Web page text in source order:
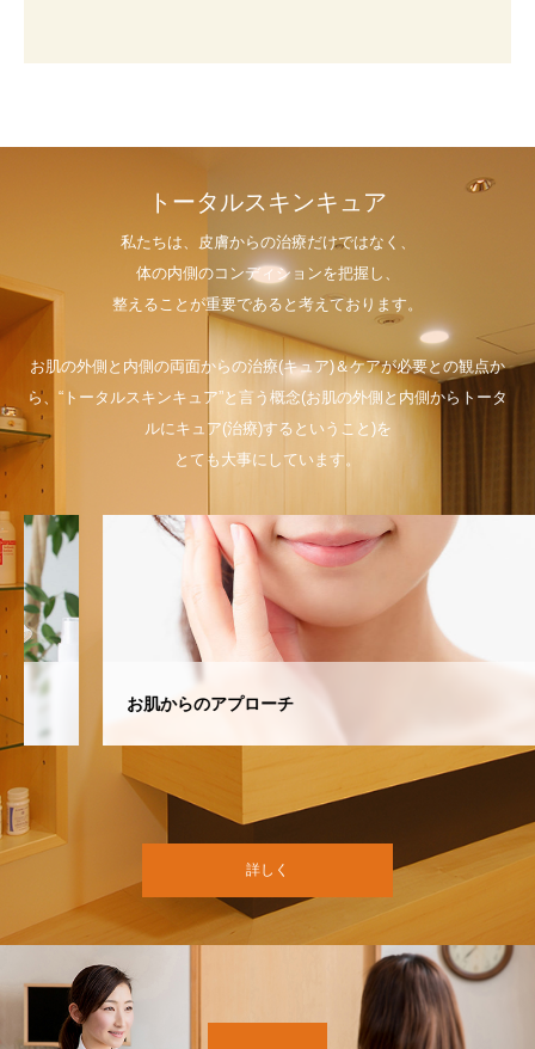
トータルスキンキュア
私たちは、皮膚からの治療だけではなく、
体の内側のコンディションを把握し、
整えることが重要であると考えております。
お肌の外側と内側の両面からの治療(キュア)＆ケアが必要との観点か
ら、“トータルスキンキュア”と言う概念(お肌の外側と内側からトータ
ルにキュア(治療)するということ)を
とても大事にしています。
お肌からのアプローチ
詳しく